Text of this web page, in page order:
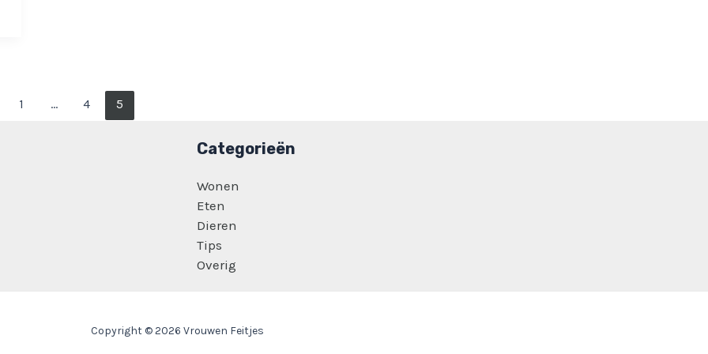
1 … 4 5
Categorieën
Wonen
Eten
Dieren
Tips
Overig
Copyright © 2026 Vrouwen Feitjes